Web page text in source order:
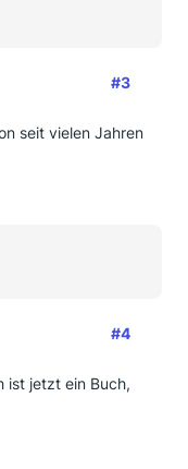
#3
seit vielen Jahren
#4
ist jetzt ein Buch,